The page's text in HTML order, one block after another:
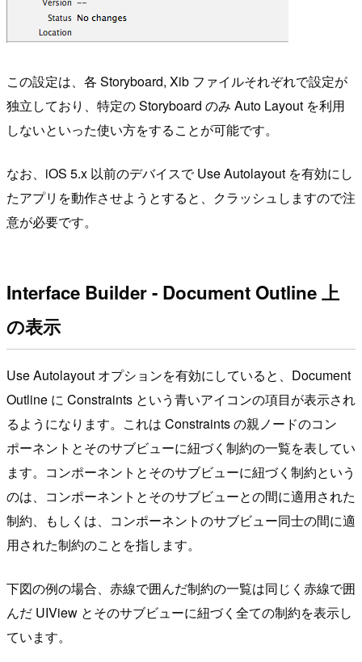
この設定は、各 Storyboard, Xib ファイルそれぞれで設定が
独立しており、特定の Storyboard のみ Auto Layout を利用
しないといった使い方をすることが可能です。
なお、iOS 5.x 以前のデバイスで Use Autolayout を有効にし
たアプリを動作させようとすると、クラッシュしますので注
意が必要です。
Interface Builder - Document Outline 上
の表示
Use Autolayout オプションを有効にしていると、Document
Outline に Constraints という青いアイコンの項目が表示され
るようになります。これは Constraints の親ノードのコン
ポーネントとそのサブビューに紐づく制約の一覧を表してい
ます。コンポーネントとそのサブビューに紐づく制約という
のは、コンポーネントとそのサブビューとの間に適用された
制約、もしくは、コンポーネントのサブビュー同士の間に適
用された制約のことを指します。
下図の例の場合、赤線で囲んだ制約の一覧は同じく赤線で囲
んだ UIView とそのサブビューに紐づく全ての制約を表示し
ています。